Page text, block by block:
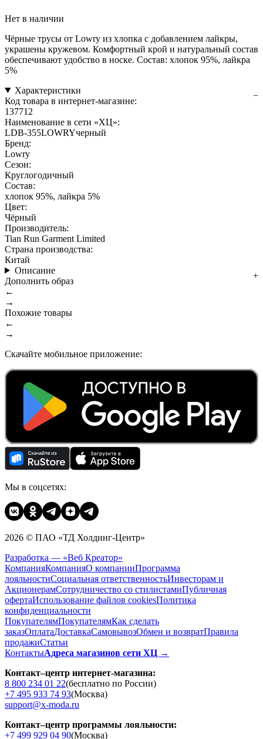
Нет в наличии
Чёрные трусы от Lowry из хлопка с добавлением лайкры,
украшены кружевом. Комфортный крой и натуральный состав
обеспечивают удобство в носке. Состав: хлопок 95%, лайкра
5%
Характеристики
Код товара в интернет-магазине:
137712
Наименование в сети «ХЦ»:
LDB-355LOWRYчерный
Бренд:
Lowry
Сезон:
Круглогодичный
Состав:
хлопок 95%, лайкра 5%
Цвет:
Чёрный
Производитель:
Tian Run Garment Limited
Страна производства:
Китай
Описание
Дополнить образ
←
→
Похожие товары
←
→
Скачайте мобильное приложение:
Мы в соцсетях:
2026 © ПАО «ТД Холдинг-Центр»
Разработка — «Веб Креатор»
КомпанияКомпанияО компанииПрограмма
лояльностиСоциальная ответственностьИнвесторам и
АкционерамСотрудничество со стилистамиПубличная
офертаИспользование файлов cookiesПолитика
конфиденциальности
ПокупателямПокупателямКак сделать
заказОплатаДоставкаCамовывозОбмен и возвратПравила
продажиСтатьи
КонтактыАдреса магазинов сети ХЦ →
Контакт–центр интернет-магазина:
8 800 234 01 22(бесплатно по России)
+7 495 933 74 93(Москва)
support@x-moda.ru
Контакт–центр программы лояльности:
+7 499 929 04 90(Москва)